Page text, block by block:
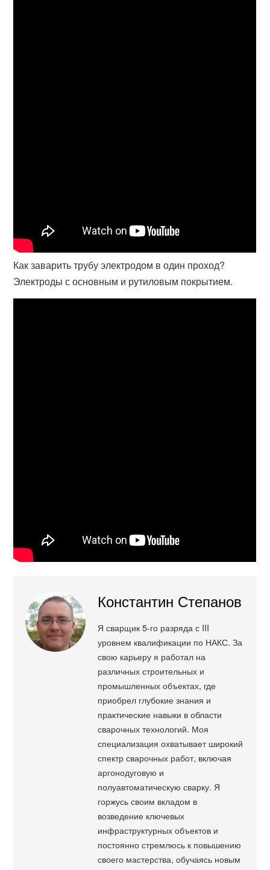
Как заварить трубу электродом в один проход?
Электроды с основным и рутиловым покрытием.
Константин Степанов
Я сварщик 5-го разряда с III
уровнем квалификации по НАКС. За
свою карьеру я работал на
различных строительных и
промышленных объектах, где
приобрел глубокие знания и
практические навыки в области
сварочных технологий. Моя
специализация охватывает широкий
спектр сварочных работ, включая
аргонодуговую и
полуавтоматическую сварку. Я
горжусь своим вкладом в
возведение ключевых
инфраструктурных объектов и
постоянно стремлюсь к повышению
своего мастерства, обучаясь новым